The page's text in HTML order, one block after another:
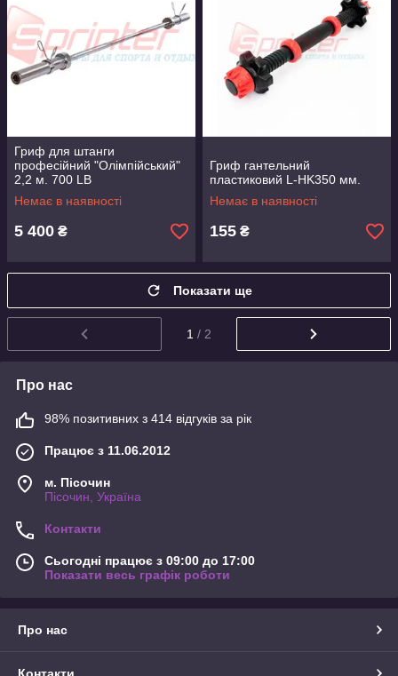
Гриф для штанги
професійний "Олімпійський"
2,2 м. 700 LB
Немає в наявності
5 400 ₴
Гриф гантельний
пластиковий L-HK350 мм.
Немає в наявності
155 ₴
Показати ще
1 / 2
Про нас
98% позитивних з 414 відгуків за рік
Працює з 11.06.2012
м. Пісочин
Пісочин, Україна
Контакти
Сьогодні працює з 09:00 до 17:00
Показати весь графік роботи
Про нас